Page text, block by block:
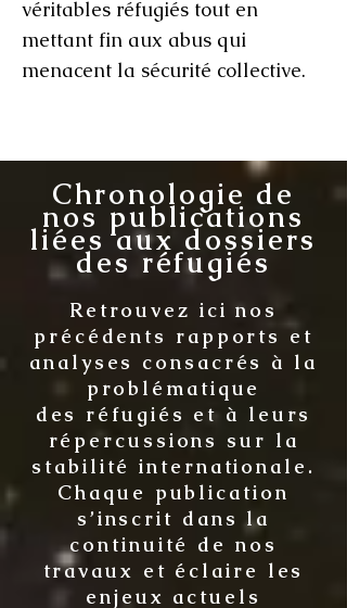
véritables réfugiés tout en
mettant fin aux abus qui
menacent la sécurité collective.​
Chronologie de
nos publications
liées aux dossiers
des réfugiés
Retrouvez ici nos
précédents rapports et
analyses consacrés à la
problématique
des réfugiés et à leurs
répercussions sur la
stabilité internationale.
Chaque publication
s’inscrit dans la
continuité de nos
travaux et éclaire les
enjeux actuels